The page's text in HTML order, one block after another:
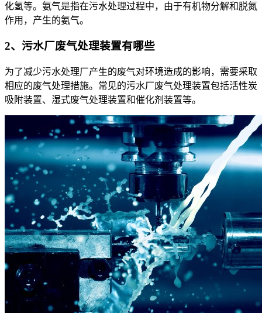
化氢等。氨气是指在污水处理过程中，由于有机物分解和脱氮
作用，产生的氨气。
2、污水厂废气处理装置有哪些
为了减少污水处理厂产生的废气对环境造成的影响，需要采取
相应的废气处理措施。常见的污水厂废气处理装置包括活性炭
吸附装置、湿式废气处理装置和催化剂装置等。